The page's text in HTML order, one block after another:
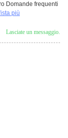
Domande frequenti
più
Lasciate un messaggio.